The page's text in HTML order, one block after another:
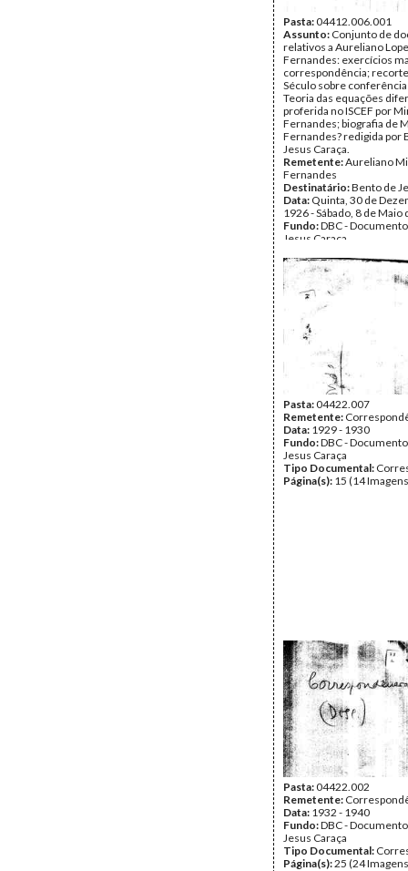
Pasta:04412.006.001
Assunto: Conjunto de
relativos a Aureliano
Fernandes: exercícios
correspondência;
Século sobre
Teoria das equações
proferida no ISCEF por
Fernandes; biografia de
Fernandes? redigida por
Jesus Caraça.
Remetente:Aureliano
Fernandes
Destinatário:Bento de
Data: Quinta, 30 de
1926 - Sábado, 8 de Maio
Fundo:DBC -
Jesus Caraça
Página(s):35
Pasta:04422.007
Remetente:
Data: 1929 - 1930
Fundo:DBC -
Jesus Caraça
Tipo Documental:
Página(s): 15 (14
Pasta:04422.002
Remetente:
Data: 1932 - 1940
Fundo:DBC -
Jesus Caraça
Tipo Documental:
Página(s):25 (24